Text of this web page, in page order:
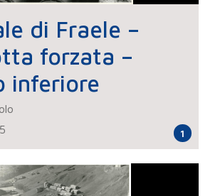
di Fraele –
forzata –
inferiore
1